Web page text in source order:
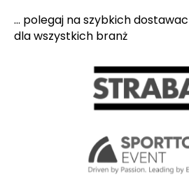
... polegaj na szybkich
dla wszystkich branż